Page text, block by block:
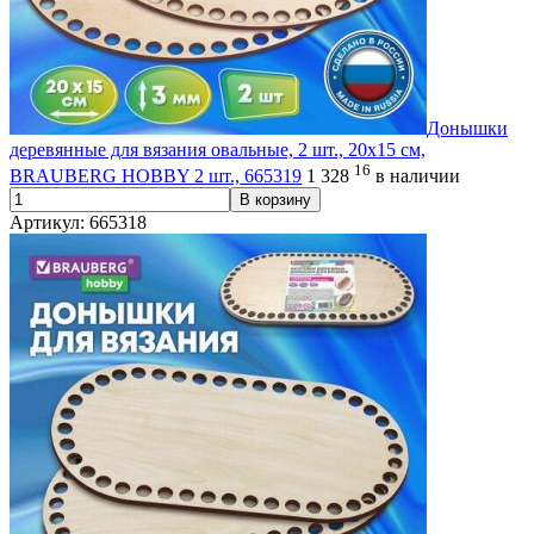
Донышки
деревянные для вязания овальные, 2 шт., 20х15 см,
BRAUBERG HOBBY 2 шт., 665319 1 328 16 в наличии
В корзину
Артикул: 665318